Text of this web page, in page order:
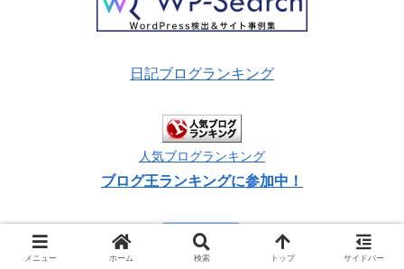
日記ブログランキング
人気ブログランキング
ブログ王ランキングに参加中！
メニュー ホーム 検索 トップ サイドバー